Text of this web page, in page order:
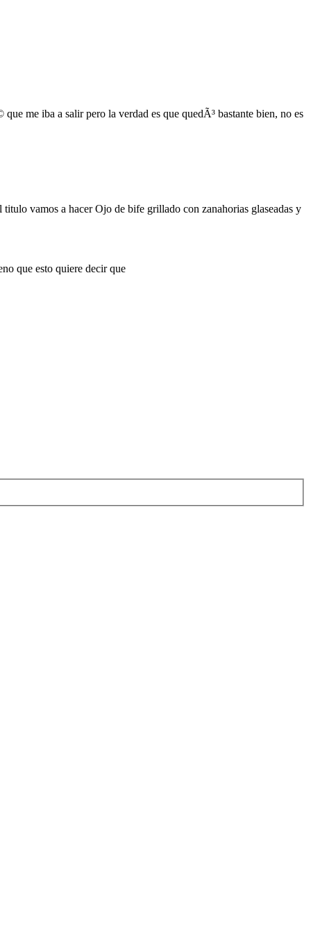
me iba a salir pero la verdad es que quedÃ³ bastante bien, no es
vamos a hacer Ojo de bife grillado con zanahorias glaseadas y
que esto quiere decir que